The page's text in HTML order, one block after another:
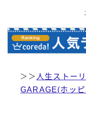
＞＞ 人生ストー
GARAGE(ホッ